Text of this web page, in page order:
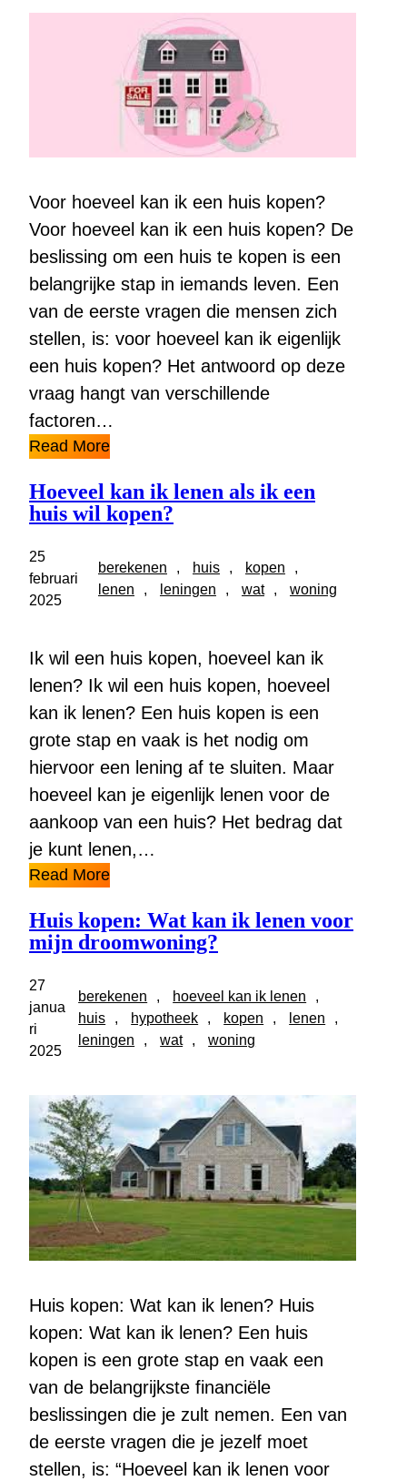
Voor hoeveel kan ik een huis kopen?
Voor hoeveel kan ik een huis kopen? De
beslissing om een huis te kopen is een
belangrijke stap in iemands leven. Een
van de eerste vragen die mensen zich
stellen, is: voor hoeveel kan ik eigenlijk
een huis kopen? Het antwoord op deze
vraag hangt van verschillende
factoren…
Read More
Hoeveel kan ik lenen als ik een
huis wil kopen?
25
februari
2025
berekenen , huis , kopen
lenen
, leningen , wat , woning
Ik wil een huis kopen, hoeveel kan ik
lenen? Ik wil een huis kopen, hoeveel
kan ik lenen? Een huis kopen is een
grote stap en vaak is het nodig om
hiervoor een lening af te sluiten. Maar
hoeveel kan je eigenlijk lenen voor de
aankoop van een huis? Het bedrag dat
je kunt lenen,…
Read More
Huis kopen: Wat kan ik lenen voor
mijn droomwoning?
27
janua
ri
2025
berekenen , hoeveel kan ik lenen
huis
, hypotheek , kopen , lenen
leningen
, wat , woning
Huis kopen: Wat kan ik lenen? Huis
kopen: Wat kan ik lenen? Een huis
kopen is een grote stap en vaak een
van de belangrijkste financiële
beslissingen die je zult nemen. Een van
de eerste vragen die je jezelf moet
stellen, is: “Hoeveel kan ik lenen voor